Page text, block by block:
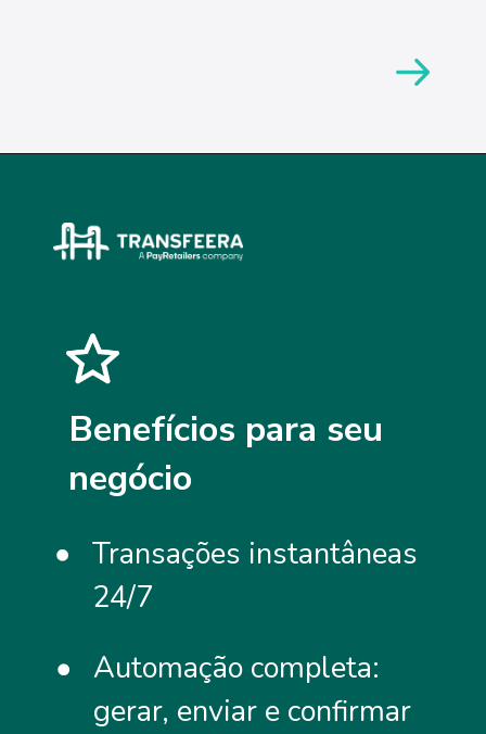
Transações instantâneas
24/7
Benefícios para seu
negócio
Automação completa:
gerar, enviar e confirmar